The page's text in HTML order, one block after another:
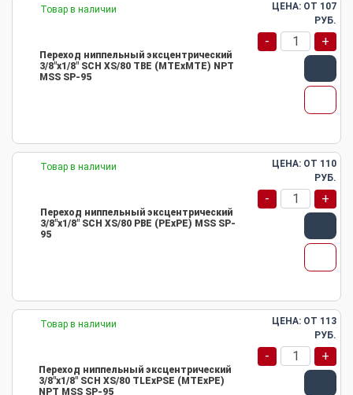
Товар в наличии
Переход ниппельный эксцентрический
3/8"х1/8" SCH XS/80 TBE (MTEхMTE) NPT
MSS SP-95
ЦЕНА: ОТ 107
РУБ.
- +
Товар в наличии
Переход ниппельный эксцентрический
3/8"х1/8" SCH XS/80 PBE (PEхPE) MSS SP-
95
ЦЕНА: ОТ 110
РУБ.
- +
Товар в наличии
Переход ниппельный эксцентрический
3/8"х1/8" SCH XS/80 TLEхPSE (MTEхPE)
NPT MSS SP-95
ЦЕНА: ОТ 113
РУБ.
- +